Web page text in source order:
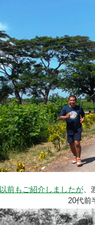
以前もご紹介しましたが、
20代前